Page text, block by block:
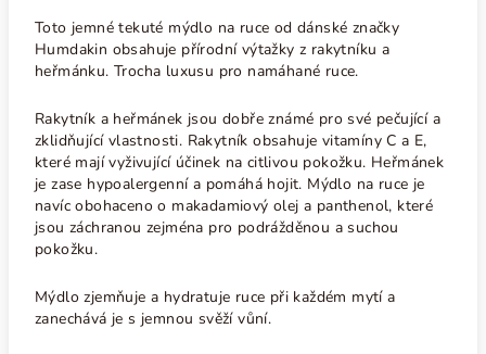
Toto jemné tekuté mýdlo na ruce od dánské značky
Humdakin obsahuje přírodní výtažky z rakytníku a
heřmánku. Trocha luxusu pro namáhané ruce.
Rakytník a heřmánek jsou dobře známé pro své pečující a
zklidňující vlastnosti. Rakytník obsahuje vitamíny C a E,
které mají vyživující účinek na citlivou pokožku. Heřmánek
je zase hypoalergenní a pomáhá hojit. Mýdlo na ruce je
navíc obohaceno o makadamiový olej a panthenol, které
jsou záchranou zejména pro podrážděnou a suchou
pokožku.
Mýdlo zjemňuje a hydratuje ruce při každém mytí a
zanechává je s jemnou svěží vůní.